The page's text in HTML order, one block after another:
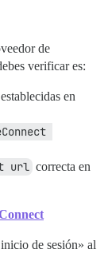
de
verificar es:
establecidas en
url correcta en
de sesión» al